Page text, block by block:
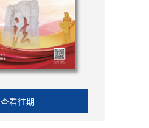
查看往期